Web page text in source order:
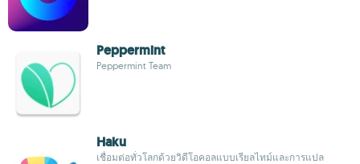
Peppermint
Peppermint Team
Haku
เชื่อมต่อทั่วโลกด้วยวิดีโอคอลแบบเรียลไทม์และการแปล